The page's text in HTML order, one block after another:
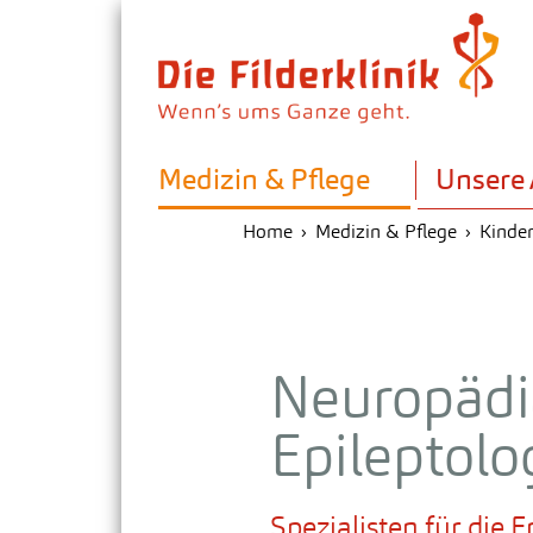
Medizin & Pflege
Krebsbehandlung / Onkologie
Unsere
Home Medizin & Pflege